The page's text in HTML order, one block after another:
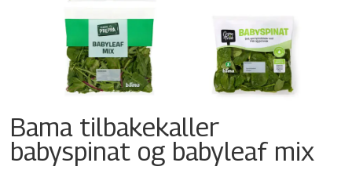
Bama tilbakekaller
babyspinat og babyleaf mix